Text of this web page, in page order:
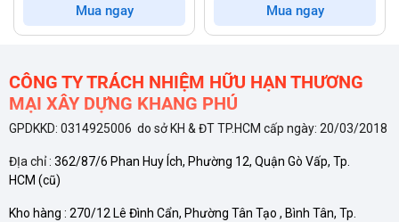
Với tính năng này, bạn có thể tăng công suất vùng nấu lên
mức tối đa trong thời gian ngắn để đun sôi nước, luộc rau hay
ăn. Kích thước vùng nấu đường kínhØ 18 cm
nhiều loại nồi chảo phổ biến, tối ưu hóa quá trình truyền nhiệt.
Thiết kế sang trọng, tối ưu không gian bếp
Bếp từ đôi Bosch PPI82566VN được thiết kế theo phong
Mua ngay Mua ngay
CÔNG TY TRÁCH NHIỆM HỮU HẠN THƯƠNG
MẠI XÂY DỰNG KHANG PHÚ
GPDKKD: 0314925006 do sở KH & ĐT TP.HCM cấp ngày: 20/03/2018
ĐỊa chỉ : 362/87/6 Phan Huy Ích, Phường 12, Quận Gò Vấp, Tp.
HCM (cũ)
Kho hàng : 270/12 Lê Đình Cẩn, Phường Tân Tạo , Bình Tân, Tp.